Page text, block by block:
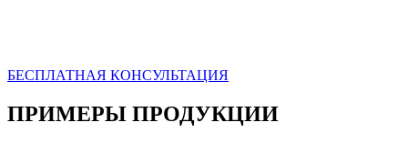
БЕСПЛАТНАЯ КОНСУЛЬТАЦИЯ
ПРИМЕРЫ ПРОДУКЦИИ